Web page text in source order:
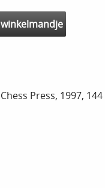
Press, 1997, 144